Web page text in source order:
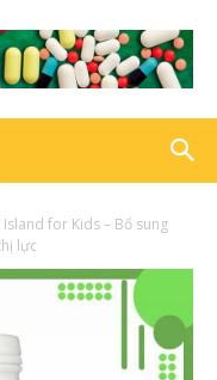
Island for Kids – Bổ sung
lực